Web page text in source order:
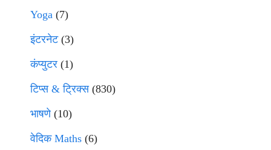
Yoga (7)
इंटरनेट(3)
कंप्युटर (1)
टिप्स & ट्रिक्स(830)
भाषणे(10)
वेदिक Maths (6)